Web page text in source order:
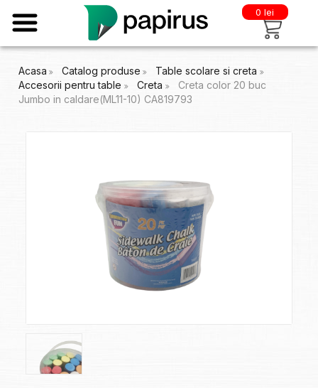
0 lei
Acasa Catalog produse
Table scolare si creta
Accesorii pentru table
Creta
Creta color 20 buc
Jumbo in caldare(ML11-10) CA819793